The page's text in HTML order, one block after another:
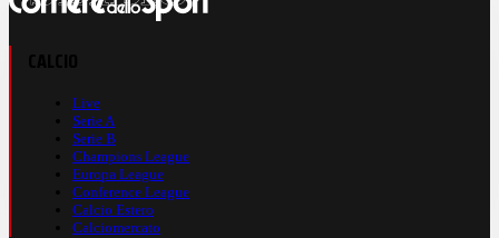
Live
Serie A
Serie B
Champions League
Europa League
Conference League
Calcio Estero
Calciomercato